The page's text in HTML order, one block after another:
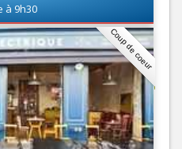
à 9h30
Coup de coeur